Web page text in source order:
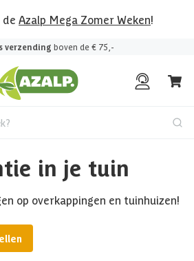
de Azalp Mega Zomer Weken!
verzending boven de € 75,-
in je tuin
op overkappingen en tuinhuizen!